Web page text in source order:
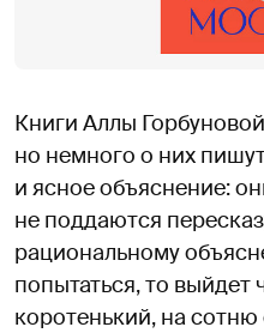
Книги Аллы
но немного о них
и ясное объяснение:
не поддаются
рациональному
попытаться, то выйдет
коротенький, на